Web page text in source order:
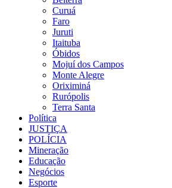
Curuá
Faro
Juruti
Itaituba
Óbidos
Mojuí dos Campos
Monte Alegre
Oriximiná
Rurópolis
Terra Santa
Política
JUSTIÇA
POLÍCIA
Mineração
Educação
Negócios
Esporte